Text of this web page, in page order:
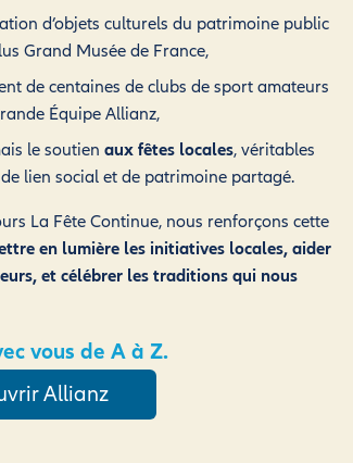
d’objets culturels du patrimoine public
Grand Musée de France,
de centaines de clubs de sport amateurs
Équipe Allianz,
le soutien aux fêtes locales, véritables
lien social et de patrimoine partagé.
La Fête Continue, nous renforçons cette
en lumière les initiatives locales, aider
et célébrer les traditions qui nous
vous de A à Z.
Allianz